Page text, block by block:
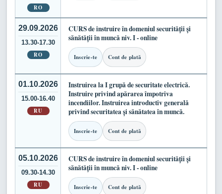
RO
29.09.2026
13.30-17.30
RO
CURS de instruire în domeniul securității și
sănătății în muncă niv. I - online
Inscrie-te Cont de plată
01.10.2026
15.00-16.40
RU
Instruirea la I grupă de securitate electrică.
Instruire privind apărarea împotriva
incendiilor. Instruirea introductiv generală
privind securitatea și sănătatea în muncă.
Inscrie-te Cont de plată
05.10.2026
09.30-14.30
RU
CURS de instruire în domeniul securității și
sănătății în muncă niv. I - online
Inscrie-te Cont de plată